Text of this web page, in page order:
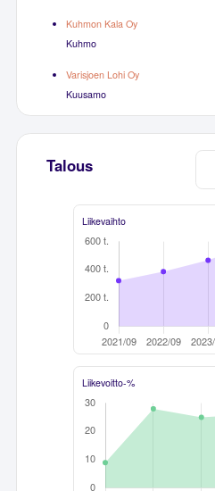
Kuhmon Kala Oy
Kuhmo
Varisjoen Lohi Oy
Kuusamo
Talous
Liikevaihto
Liikevoitto-%